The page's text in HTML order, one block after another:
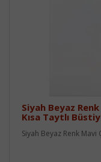
Siyah Beyaz
Kısa Taytlı
Siyah Beyaz Renk Mavi